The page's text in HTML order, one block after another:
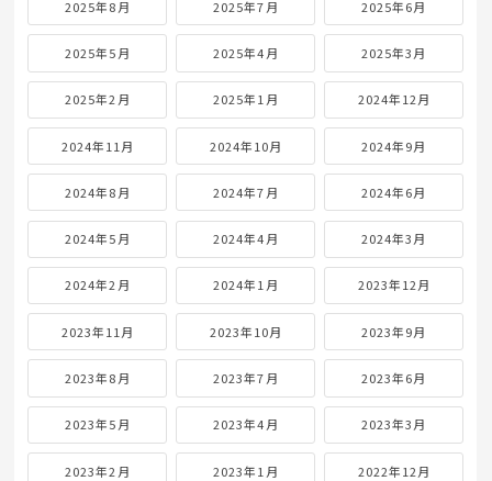
2025年8月 2025年7月 2025年6月
2025年5月 2025年4月 2025年3月
2025年2月 2025年1月 2024年12月
2024年11月 2024年10月 2024年9月
2024年8月 2024年7月 2024年6月
2024年5月 2024年4月 2024年3月
2024年2月 2024年1月 2023年12月
2023年11月 2023年10月 2023年9月
2023年8月 2023年7月 2023年6月
2023年5月 2023年4月 2023年3月
2023年2月 2023年1月 2022年12月